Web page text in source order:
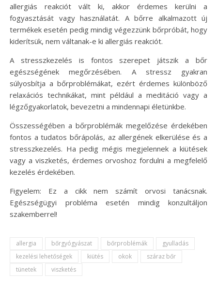
allergiás reakciót vált ki, akkor érdemes kerülni a
fogyasztását vagy használatát. A bőrre alkalmazott új
termékek esetén pedig mindig végezzünk bőrpróbát, hogy
kiderítsük, nem váltanak-e ki allergiás reakciót.
A stresszkezelés is fontos szerepet játszik a bőr
egészségének megőrzésében. A stressz gyakran
súlyosbítja a bőrproblémákat, ezért érdemes különböző
relaxációs technikákat, mint például a meditáció vagy a
légzőgyakorlatok, bevezetni a mindennapi életünkbe.
Összességében a bőrproblémák megelőzése érdekében
fontos a tudatos bőrápolás, az allergének elkerülése és a
stresszkezelés. Ha pedig mégis megjelennek a kiütések
vagy a viszketés, érdemes orvoshoz fordulni a megfelelő
kezelés érdekében.
Figyelem: Ez a cikk nem számít orvosi tanácsnak.
Egészségügyi probléma esetén mindig konzultáljon
szakemberrel!
allergia bőrgyógyászat bőrproblémák
gyulladás
kezelési lehetőségek
kiütés okok
száraz bőr
tünetek
viszketés